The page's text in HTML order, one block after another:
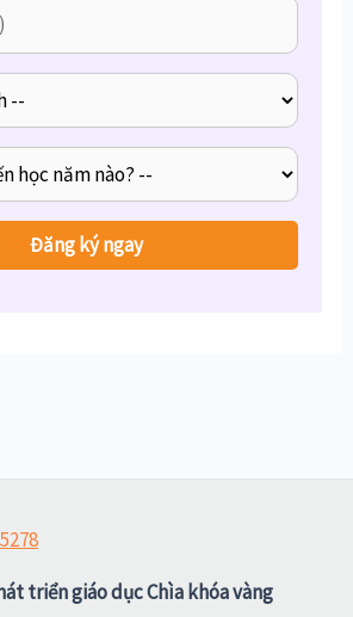
triển giáo dục Chìa khóa vàng